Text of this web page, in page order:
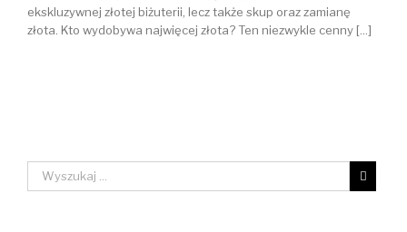
ekskluzywnej złotej biżuterii, lecz także skup oraz zamianę
złota. Kto wydobywa najwięcej złota? Ten niezwykle cenny [...]